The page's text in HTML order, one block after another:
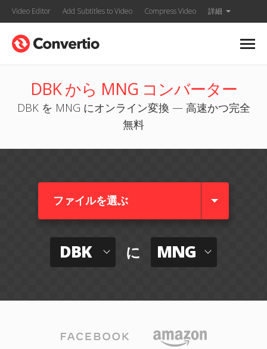
Video Editor Add Subtitles to Video Compress Video 詳細
DBK から MNG コンバーター
DBK を MNG にオンライン変換 — 高速かつ完全
無料
ファイルを選ぶ
DBK に MNG